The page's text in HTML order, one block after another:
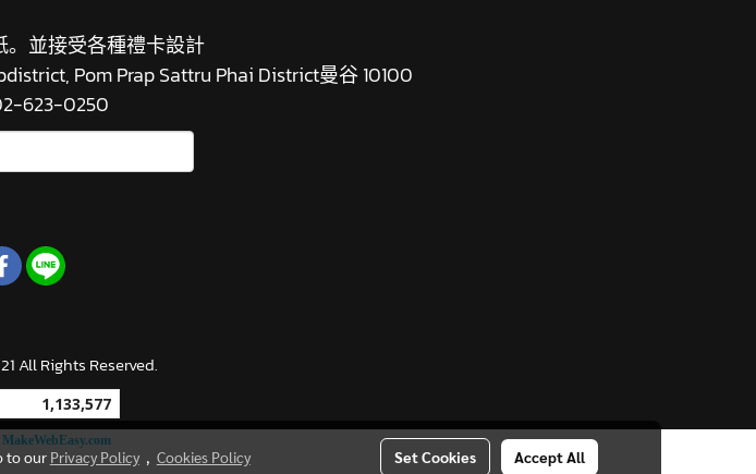
。並接受各種禮卡設計
Pom Prap Sattru Phai District曼谷 10100
623-0250
All Rights Reserved.
621
MakeWebEasy.com
to our Privacy Policy, Cookies Policy Set Cookies Accept All